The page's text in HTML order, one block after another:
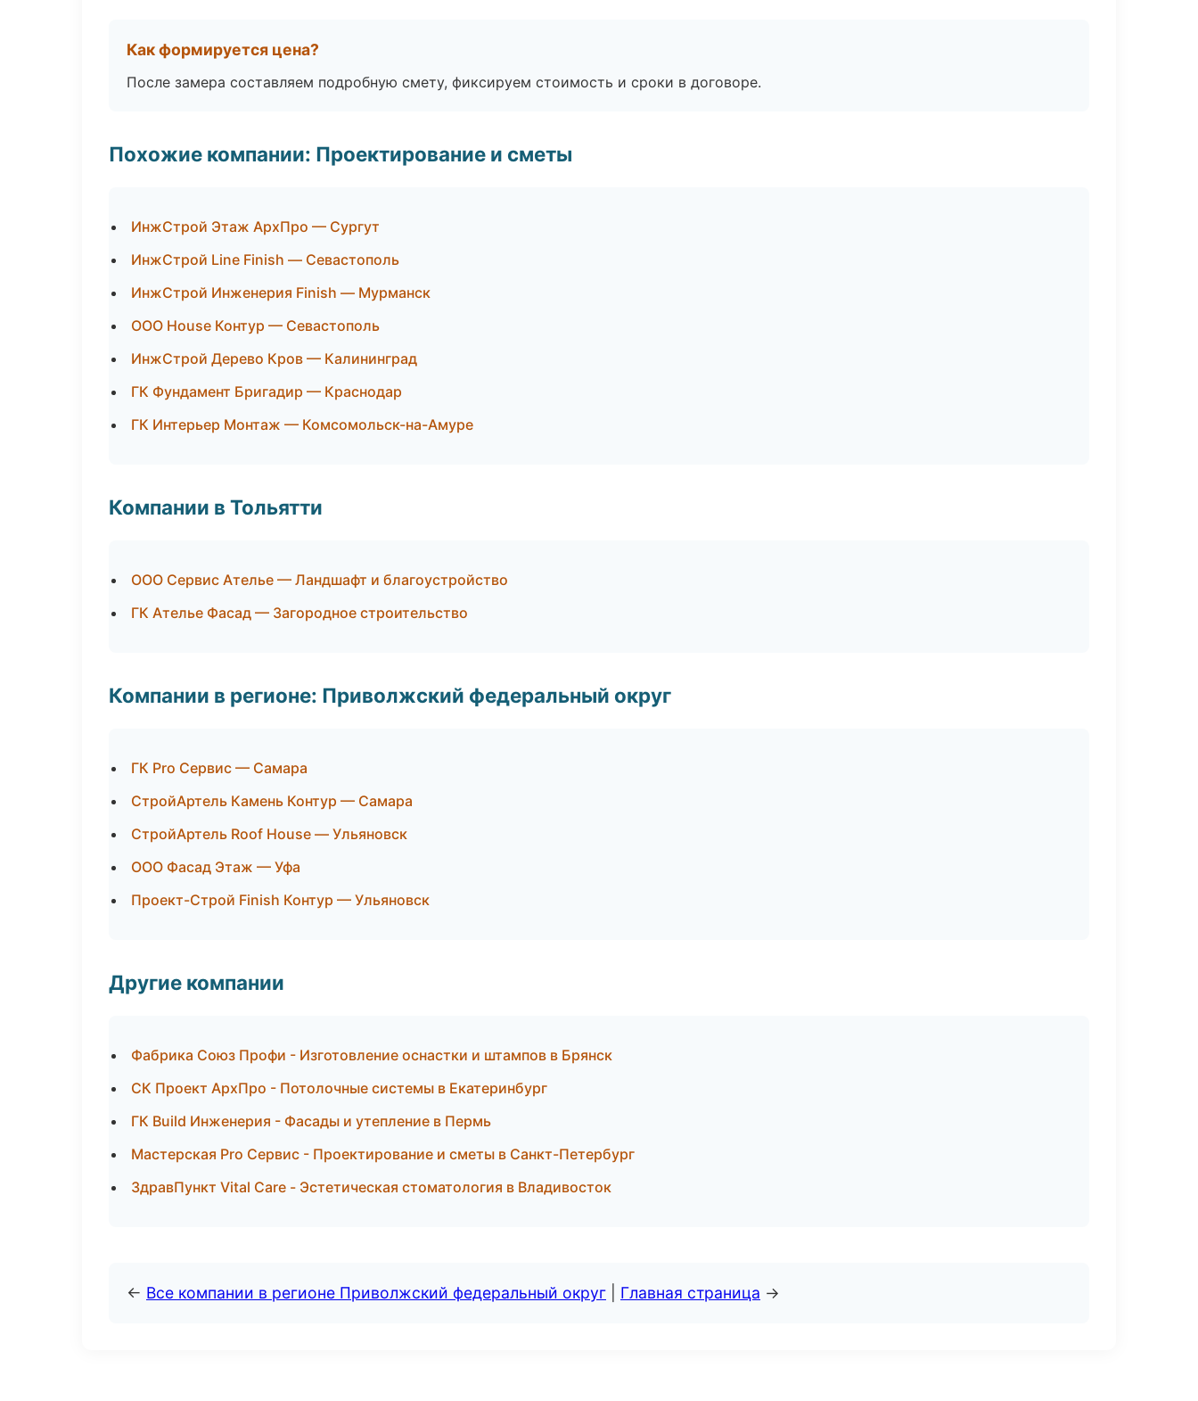
Как формируется цена?
После замера составляем подробную смету, фиксируем стоимость и сроки в договоре.
Похожие компании: Проектирование и сметы
ИнжСтрой Этаж АрхПро — Сургут
ИнжСтрой Line Finish — Севастополь
ИнжСтрой Инженерия Finish — Мурманск
ООО House Контур — Севастополь
ИнжСтрой Дерево Кров — Калининград
ГК Фундамент Бригадир — Краснодар
ГК Интерьер Монтаж — Комсомольск-на-Амуре
Компании в Тольятти
ООО Сервис Ателье — Ландшафт и благоустройство
ГК Ателье Фасад — Загородное строительство
Компании в регионе: Приволжский федеральный округ
ГК Pro Сервис — Самара
СтройАртель Камень Контур — Самара
СтройАртель Roof House — Ульяновск
ООО Фасад Этаж — Уфа
Проект-Строй Finish Контур — Ульяновск
Другие компании
Фабрика Союз Профи - Изготовление оснастки и штампов в Брянск
СК Проект АрхПро - Потолочные системы в Екатеринбург
ГК Build Инженерия - Фасады и утепление в Пермь
Мастерская Pro Сервис - Проектирование и сметы в Санкт-Петербург
ЗдравПункт Vital Care - Эстетическая стоматология в Владивосток
← Все компании в регионе Приволжский федеральный округ Главная страница →